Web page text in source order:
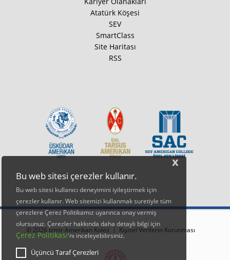
x
Bu web sitesi çerezler kullanır.
Bu web sitesi kullanıcı deneyimini iyileştirmek için
çerezler kullanır. Web sitemizi kullanmak suretiyle tüm
çerezlere Çerez Politikamız uyarınca onay vermiş
olursunuz. Çerezler hakkında daha detaylı bilgi için
Çerez Politikası'nı inceleyebilirsiniz.
Üçüncü Taraf Çerezleri
Atatürk Köşesi
SEV
SmartClass
Site Haritası
RSS
© 2026 İzmir Amerikan Koleji | Kişisel Verilerin Korunması